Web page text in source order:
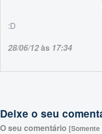
:D
28/06/12às 17:34
Deixe o seu
O seu comentário